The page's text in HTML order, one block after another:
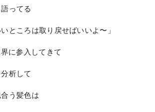
ってる
ところは取り戻せばいいよ〜」
に参入してきて
析して
合う髪色は